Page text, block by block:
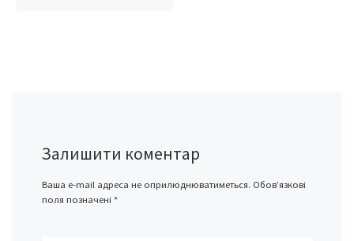
Залишити коментар
Ваша e-mail адреса не оприлюднюватиметься. Обов’язкові
поля позначені *